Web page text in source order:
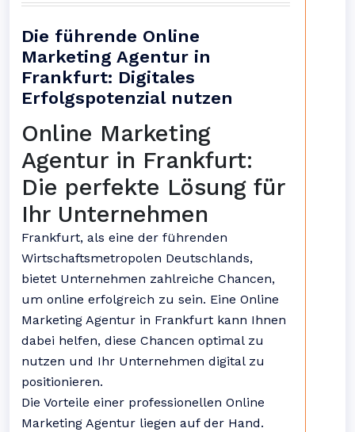
Die führende Online
Marketing Agentur in
Frankfurt: Digitales
Erfolgspotenzial nutzen
Online Marketing
Agentur in Frankfurt:
Die perfekte Lösung für
Ihr Unternehmen
Frankfurt, als eine der führenden
Wirtschaftsmetropolen Deutschlands,
bietet Unternehmen zahlreiche Chancen,
um online erfolgreich zu sein. Eine Online
Marketing Agentur in Frankfurt kann Ihnen
dabei helfen, diese Chancen optimal zu
nutzen und Ihr Unternehmen digital zu
positionieren.
Die Vorteile einer professionellen Online
Marketing Agentur liegen auf der Hand.